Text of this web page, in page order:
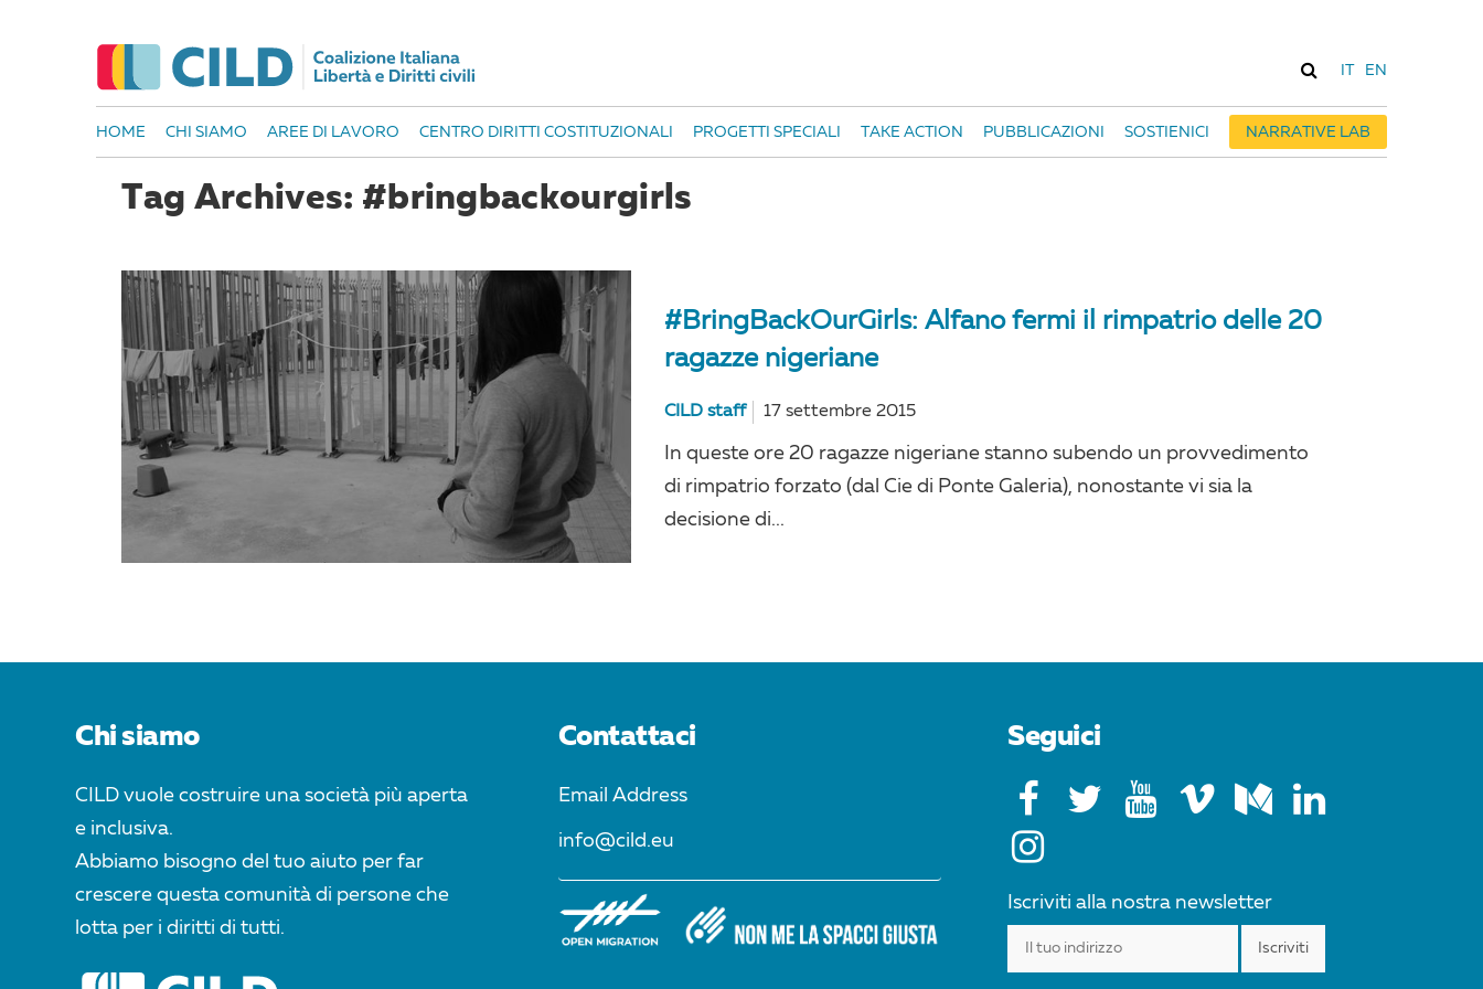
EN
HOME CHI SIAMO AREE DI LAVORO CENTRO DIRITTI COSTITUZIONALI PROGETTI SPECIALI TAKE ACTION PUBBLICAZIONI SOSTIENICI NARRATIVE LAB
Tag Archives: #bringbackourgirls
#BringBackOurGirls: Alfano fermi il rimpatrio delle 20
ragazze nigeriane
CILD staff 17 settembre 2015
In queste ore 20 ragazze nigeriane stanno subendo un provvedimento
di rimpatrio forzato (dal Cie di Ponte Galeria), nonostante vi sia la
decisione di...
Chi siamo
CILD vuole costruire una società più aperta
e inclusiva.
Abbiamo bisogno del tuo aiuto per far
crescere questa comunità di persone che
lotta per i diritti di tutti.
Contattaci
Email Address
info@cild.eu
Seguici
Iscriviti alla nostra newsletter